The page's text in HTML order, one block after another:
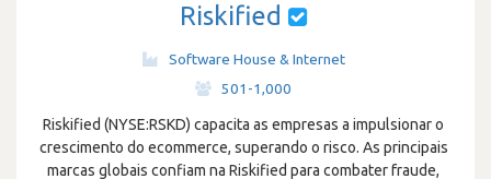
Riskified
Software House & Internet
501-1,000
Riskified (NYSE:RSKD) capacita as empresas a impulsionar o
crescimento do ecommerce, superando o risco. As principais
marcas globais confiam na Riskified para combater fraude,